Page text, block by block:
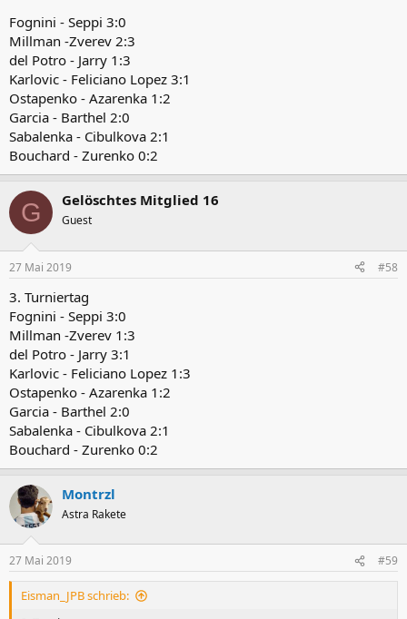
Fognini - Seppi 3:0
Millman -Zverev 2:3
del Potro - Jarry 1:3
Karlovic - Feliciano Lopez 3:1
Ostapenko - Azarenka 1:2
Garcia - Barthel 2:0
Sabalenka - Cibulkova 2:1
Bouchard - Zurenko 0:2
G Gelöschtes Mitglied 16
Guest
27 Mai 2019 #58
3. Turniertag
Fognini - Seppi 3:0
Millman -Zverev 1:3
del Potro - Jarry 3:1
Karlovic - Feliciano Lopez 1:3
Ostapenko - Azarenka 1:2
Garcia - Barthel 2:0
Sabalenka - Cibulkova 2:1
Bouchard - Zurenko 0:2
Montrzl
Astra Rakete
27 Mai 2019 #59
Eisman_JPB schrieb: